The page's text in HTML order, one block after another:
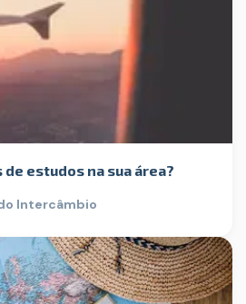
de estudos na sua área?
Intercâmbio